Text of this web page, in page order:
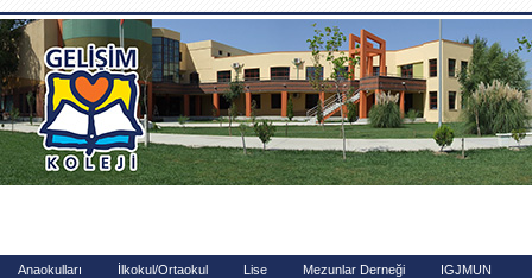
.
Anaokulları İlkokul/Ortaokul Lise Mezunlar Derneği IGJMUN